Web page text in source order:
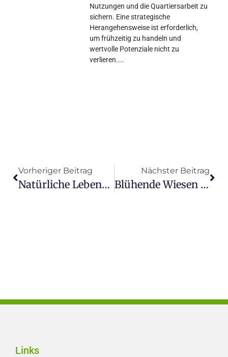
Nutzungen und die Quartiersarbeit zu
sichern. Eine strategische
Herangehensweise ist erforderlich,
um frühzeitig zu handeln und
wertvolle Potenziale nicht zu
verlieren.
Vorheriger Beitrag
Natürliche Lebensgrundlagen Erhalten
Nächster Beitrag
Blühende Wiesen In Dörfern Und Städten
Links